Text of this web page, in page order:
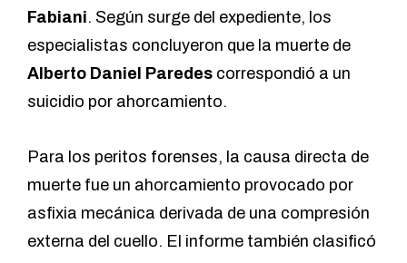
Fabiani. Según surge del expediente, los
especialistas concluyeron que la muerte de
Alberto Daniel Paredes correspondió a un
suicidio por ahorcamiento.
Para los peritos forenses, la causa directa de
muerte fue un ahorcamiento provocado por
asfixia mecánica derivada de una compresión
externa del cuello. El informe también clasificó